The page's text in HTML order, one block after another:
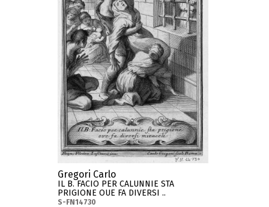
Gregori Carlo
IL B. FACIO PER CALUNNIE STA
PRIGIONE OUE FA DIVERSI ..
S-FN14730